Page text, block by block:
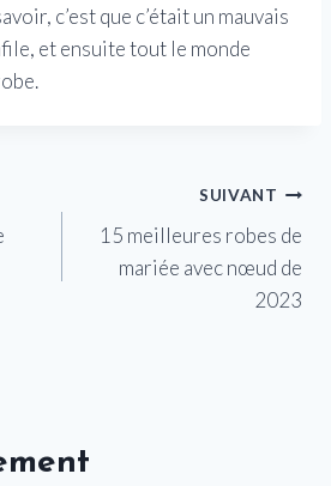
c’est que c’était un mauvais
et ensuite tout le monde
SUIVANT
15 meilleures robes de
mariée avec nœud de
2023